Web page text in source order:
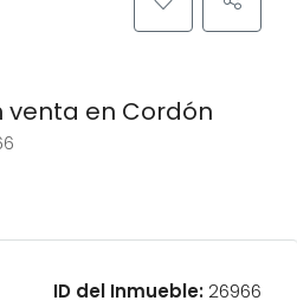
en Cordón
ID del Inmueble: 26966